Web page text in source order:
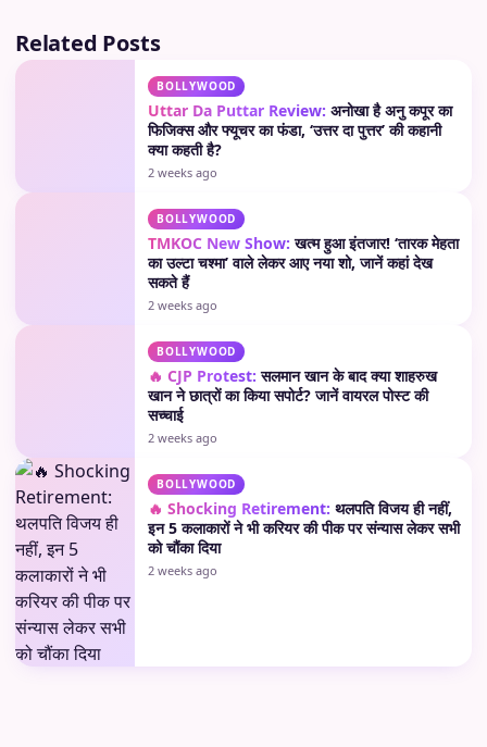
Related Posts
BOLLYWOOD
Uttar Da Puttar Review: अनोखा है अनु कपूर का
फिजिक्स और फ्यूचर का फंडा, ‘उत्तर दा पुत्तर’ की कहानी
क्या कहती है?
2 weeks ago
BOLLYWOOD
TMKOC New Show: खत्म हुआ इंतजार! ‘तारक मेहता
का उल्टा चश्मा’ वाले लेकर आए नया शो, जानें कहां देख
सकते हैं
2 weeks ago
BOLLYWOOD
🔥 CJP Protest: सलमान खान के बाद क्या शाहरुख
खान ने छात्रों का किया सपोर्ट? जानें वायरल पोस्ट की
सच्चाई
2 weeks ago
BOLLYWOOD
🔥 Shocking Retirement: थलपति विजय ही नहीं,
इन 5 कलाकारों ने भी करियर की पीक पर संन्यास लेकर सभी
को चौंका दिया
2 weeks ago